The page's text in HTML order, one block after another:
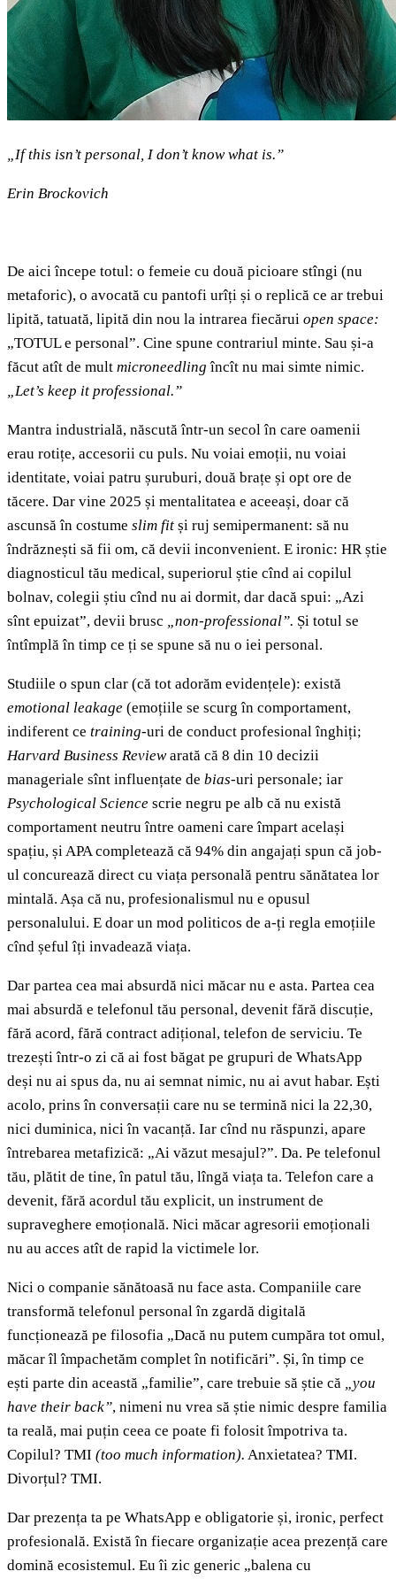
„If this isn’t personal, I don’t know what is.”
Erin Brockovich
De aici începe totul: o femeie cu două picioare stîngi (nu
metaforic), o avocată cu pantofi urîți și o replică ce ar trebui
lipită, tatuată, lipită din nou la intrarea fiecărui open space:
„TOTUL e personal”. Cine spune contrariul minte. Sau și-a
făcut atît de mult microneedling încît nu mai simte nimic.
„Let’s keep it professional.”
Mantra industrială, născută într-un secol în care oamenii
erau rotițe, accesorii cu puls. Nu voiai emoții, nu voiai
identitate, voiai patru șuruburi, două brațe și opt ore de
tăcere. Dar vine 2025 și mentalitatea e aceeași, doar că
ascunsă în costume slim fit și ruj semipermanent: să nu
îndrăznești să fii om, că devii inconvenient. E ironic: HR știe
diagnosticul tău medical, superiorul știe cînd ai copilul
bolnav, colegii știu cînd nu ai dormit, dar dacă spui: „Azi
sînt epuizat”, devii brusc „non-professional”. Și totul se
întîmplă în timp ce ți se spune să nu o iei personal.
Studiile o spun clar (că tot adorăm evidențele): există
emotional leakage (emoțiile se scurg în comportament,
indiferent ce training-uri de conduct profesional înghiți;
Harvard Business Reviewarată că 8 din 10 decizii
manageriale sînt influențate de bias-uri personale; iar
Psychological Science scrie negru pe alb că nu există
comportament neutru între oameni care împart același
spațiu, și APA completează că 94% din angajați spun că job-
ul concurează direct cu viața personală pentru sănătatea lor
mintală. Așa că nu, profesionalismul nu e opusul
personalului. E doar un mod politicos de a-ți regla emoțiile
cînd șeful îți invadează viața.
Dar partea cea mai absurdă nici măcar nu e asta. Partea cea
mai absurdă e telefonul tău personal, devenit fără discuție,
fără acord, fără contract adițional, telefon de serviciu. Te
trezești într-o zi că ai fost băgat pe grupuri de WhatsApp
deși nu ai spus da, nu ai semnat nimic, nu ai avut habar. Ești
acolo, prins în conversații care nu se termină nici la 22,30,
nici duminica, nici în vacanță. Iar cînd nu răspunzi, apare
întrebarea metafizică: „Ai văzut mesajul?”. Da. Pe telefonul
tău, plătit de tine, în patul tău, lîngă viața ta. Telefon care a
devenit, fără acordul tău explicit, un instrument de
supraveghere emoțională. Nici măcar agresorii emoționali
nu au acces atît de rapid la victimele lor.
Nici o companie sănătoasă nu face asta. Companiile care
transformă telefonul personal în zgardă digitală
funcționează pe filosofia „Dacă nu putem cumpăra tot omul,
măcar îl împachetăm complet în notificări”. Și, în timp ce
ești parte din această „familie”, care trebuie să știe că „you
have their back”, nimeni nu vrea să știe nimic despre familia
ta reală, mai puțin ceea ce poate fi folosit împotriva ta.
Copilul? TMI (too much information). Anxietatea? TMI.
Divorțul? TMI.
Dar prezența ta pe WhatsApp e obligatorie și, ironic, perfect
profesională. Există în fiecare organizație acea prezență care
domină ecosistemul. Eu îi zic generic „balena cu